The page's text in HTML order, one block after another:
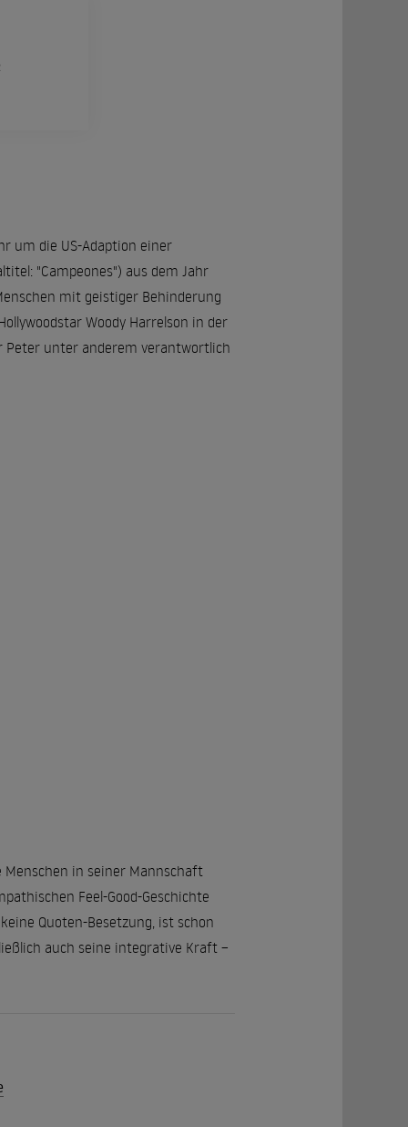
um die US-Adaption einer
"Campeones") aus dem Jahr
mit geistiger Behinderung
Woody Harrelson in der
Peter unter anderem verantwortlich
Menschen in seiner Mannschaft
Feel-Good-Geschichte
Quoten-Besetzung, ist schon
auch seine integrative Kraft –